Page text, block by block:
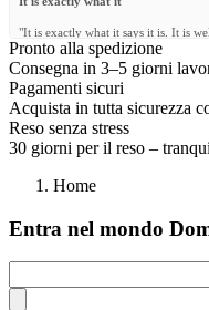
"It is exactly what it says it is. It is
— ( 5/5)
Q&A
Pronto alla spedizione
Consegna in 3–5 giorni
Pagamenti sicuri
Acquista in tutta sicurezza
Reso senza stress
30 giorni per il reso –
Home
Entra nel mondo